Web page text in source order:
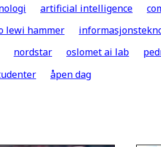
artificial intelligence
lewi hammer
nordstar oslomet ai lab
åpen dag